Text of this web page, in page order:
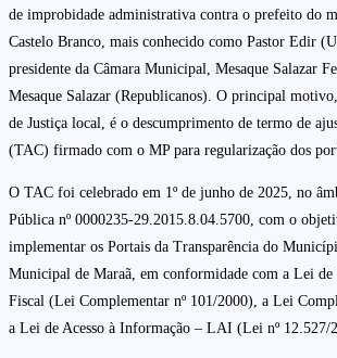
de improbidade administrativa contra o prefeito do
Castelo Branco, mais conhecido como Pastor Edir
presidente da Câmara Municipal, Mesaque Salazar
Mesaque Salazar (Republicanos). O principal
de Justiça local, é o descumprimento de termo de
(TAC) firmado com o MP para regularização dos
O TAC foi celebrado em 1º de junho de 2025, no
Pública nº 0000235-29.2015.8.04.5700, com o
implementar os Portais da Transparência do
Municipal de Maraã, em conformidade com a Lei de
Fiscal (Lei Complementar nº 101/2000), a Lei
a Lei de Acesso à Informação – LAI (Lei nº 12.527/